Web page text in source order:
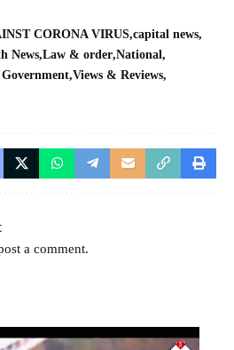
CORONA VIRUS capital news
News Law & order National
Views & Reviews
a comment.